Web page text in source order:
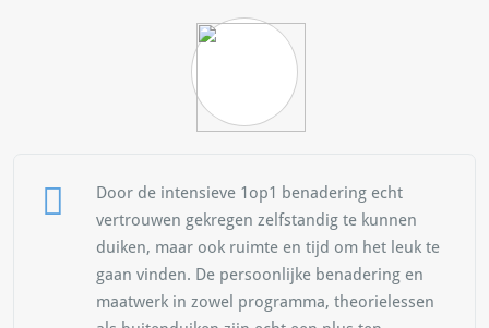
Door de intensieve 1op1 benadering echt
vertrouwen gekregen zelfstandig te kunnen
duiken, maar ook ruimte en tijd om het leuk te
gaan vinden. De persoonlijke benadering en
maatwerk in zowel programma, theorielessen